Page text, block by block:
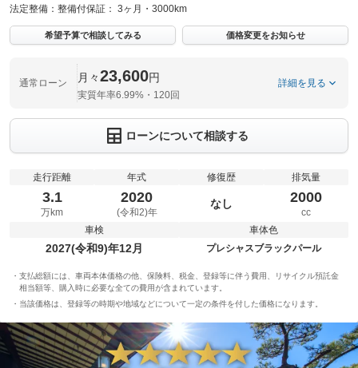
法定整備： 整備付保証： 3ヶ月・3000km
希望予算で相談してみる 価格変更をお知らせ
通常ローン 月々23,600円
実質年率6.99%・120回
詳細を見る
ローンについて相談する
走行距離
3.1
万km
年式
2020
(令和2)年
修復歴
なし
排気量
2000
cc
車検
2027(令和9)年12月
車体色
プレシャスブラックパール
支払総額には、車両本体価格の他、保険料、税金、登録等に伴う費用、リサイクル預託金
相当額等、購入時に必要な全ての費用が含まれています。
当該価格は、登録等の時期や地域などについて一定の条件を付した価格になります。